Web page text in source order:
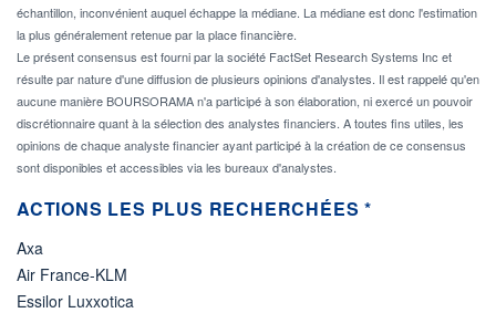
échantillon, inconvénient auquel échappe la médiane. La médiane est donc l'estimation
la plus généralement retenue par la place financière.
Le présent consensus est fourni par la société FactSet Research Systems Inc et
résulte par nature d'une diffusion de plusieurs opinions d'analystes. Il est rappelé qu'en
aucune manière BOURSORAMA n'a participé à son élaboration, ni exercé un pouvoir
discrétionnaire quant à la sélection des analystes financiers. A toutes fins utiles, les
opinions de chaque analyste financier ayant participé à la création de ce consensus
sont disponibles et accessibles via les bureaux d'analystes.
ACTIONS LES PLUS RECHERCHÉES *
Axa
Air France-KLM
Essilor Luxxotica